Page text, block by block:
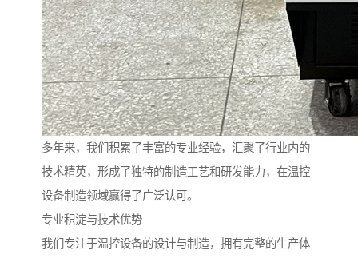
多年来，我们积累了丰富的专业经验，汇聚了行业内的
技术精英，形成了独特的制造工艺和研发能力，在温控
设备制造领域赢得了广泛认可。
专业积淀与技术优势
我们专注于温控设备的设计与制造，拥有完整的生产体